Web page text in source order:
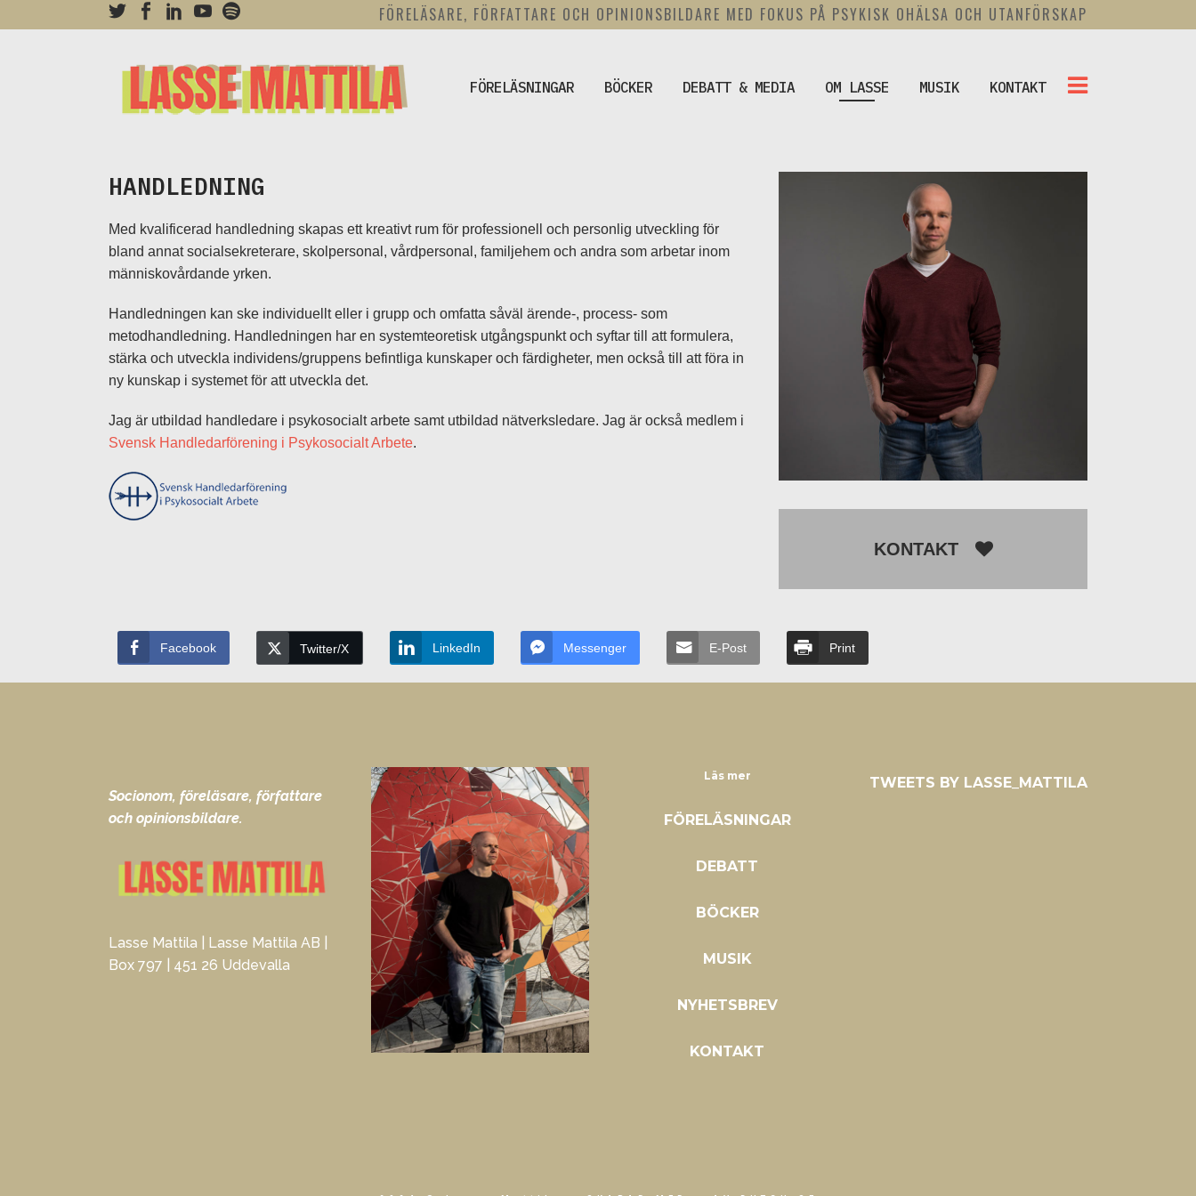
FÖRELÄSARE, FÖRFATTARE OCH OPINIONSBILDARE MED FOKUS PÅ PSYKISK OHÄLSA OCH UTANFÖRSKAP
FÖRELÄSNINGAR BÖCKER DEBATT & MEDIA OM LASSE MUSIK KONTAKT
HANDLEDNING
Med kvalificerad handledning skapas ett kreativt rum för professionell och personlig utveckling för
bland annat socialsekreterare, skolpersonal, vårdpersonal, familjehem och andra som arbetar inom
människovårdande yrken.
Handledningen kan ske individuellt eller i grupp och omfatta såväl ärende-, process- som
metodhandledning. Handledningen har en systemteoretisk utgångspunkt och syftar till att formulera,
stärka och utveckla individens/gruppens befintliga kunskaper och färdigheter, men också till att föra in
ny kunskap i systemet för att utveckla det.
Jag är utbildad handledare i psykosocialt arbete samt utbildad nätverksledare. Jag är också medlem i
Svensk Handledarförening i Psykosocialt Arbete.
KONTAKT
Facebook Twitter/X LinkedIn Messenger E-Post Print
Socionom, föreläsare, författare
och opinionsbildare.
Lasse Mattila | Lasse Mattila AB |
Box 797 | 451 26 Uddevalla
Läs mer
FÖRELÄSNINGAR
DEBATT
BÖCKER
MUSIK
NYHETSBREV
KONTAKT
TWEETS BY LASSE_MATTILA